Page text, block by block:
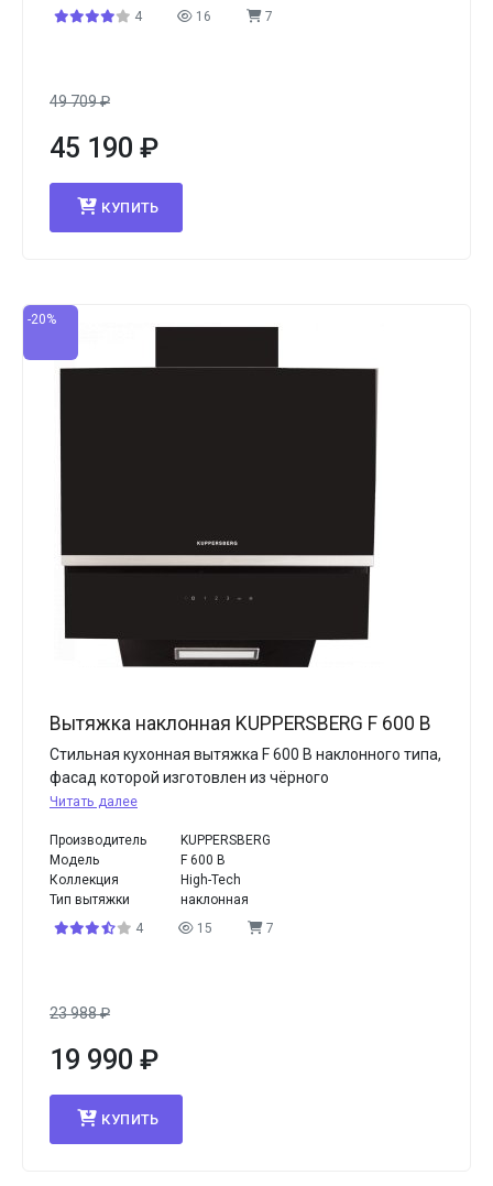
4
16 7
49 709₽
45 190 ₽
КУПИТЬ
-20%
Вытяжка наклонная KUPPERSBERG F 600 B
Стильная кухонная вытяжка F 600 B наклонного типа,
фасад которой изготовлен из чёрного
Читать далее
Производитель
KUPPERSBERG
Модель
F 600 B
Коллекция
High-Tech
Тип вытяжки
наклонная
4
15 7
23 988₽
19 990 ₽
КУПИТЬ